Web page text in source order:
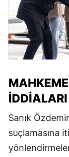
İDDIALARI
Sanık
suçlamasına